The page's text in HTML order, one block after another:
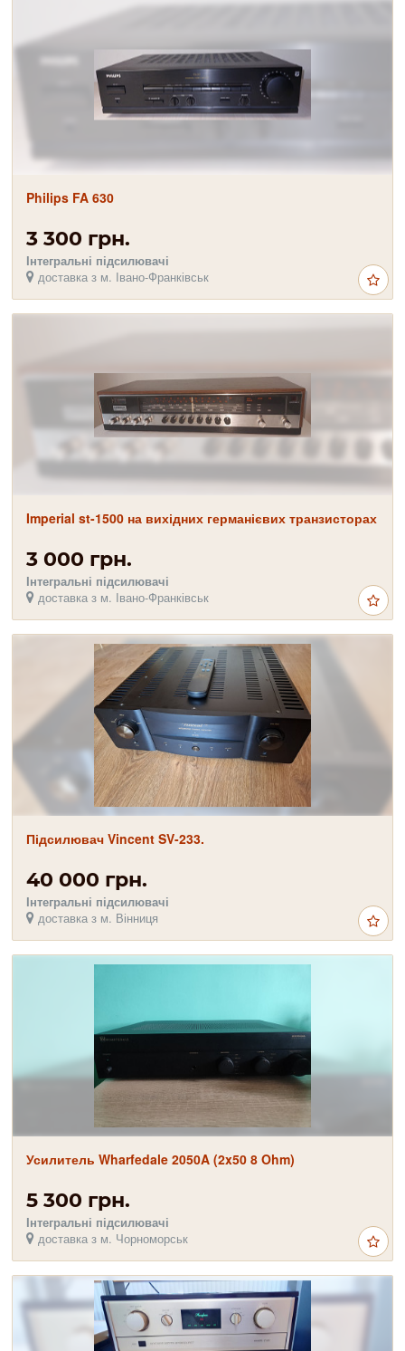
Philips FA 630
3 300 грн.
Інтегральні підсилювачі
доставка з м. Івано-Франківськ
Imperial st-1500 на вихідних германієвих транзисторах
3 000 грн.
Інтегральні підсилювачі
доставка з м. Івано-Франківськ
Підсилювач Vincent SV-233.
40 000 грн.
Інтегральні підсилювачі
доставка з м. Вінниця
Усилитель Wharfedale 2050A (2x50 8 Ohm)
5 300 грн.
Інтегральні підсилювачі
доставка з м. Чорноморськ